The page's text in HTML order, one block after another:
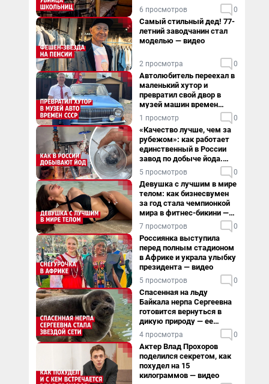
6 просмотров 0
Самый стильный дед! 77-
летний заводчанин стал
моделью — видео
2 просмотра 0
Автолюбитель переехал в
маленький хутор и
превратил свой двор в
музей машин времен
СССР. Видео
1 просмотр 0
«Качество лучше, чем за
рубежом»: как работает
единственный в России
завод по добыче йода.
Видео
5 просмотров 0
Девушка с лучшим в мире
телом: как бизнесвумен
за год стала чемпионкой
мира в фитнес-бикини —
видео
7 просмотров 0
Россиянка выступила
перед полным стадионом
в Африке и украла улыбку
президента — видео
5 просмотров 0
Спасенная на льду
Байкала нерпа Сергеевна
готовится вернуться в
дикую природу — ее
видеоистория
4 просмотра 0
Актер Влад Прохоров
поделился секретом, как
похудел на 15
килограммов — видео